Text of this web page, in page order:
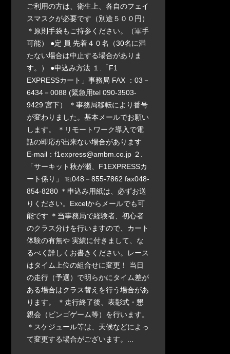
ご利用の方は、衛生上、各自のフェイ
スマスクが必要です（別途５００円）
＊原則手袋もご持参ください。（軍手
可能） ●定 員 先着４０名（30名に満
たない場合は中止する場合がありま
す。） ●申込み方法 １.「F1
EXPRESSカート」事務局 FAX ：03－
6434－0088 (緊急用tel 090-3503-
9429 宮下） ＊事務局移転により番号
が変わりました。基本メールでお願い
します。 ＊リモートワーク導入で電
話の即応が出来ない場合があります
E-mail：f1express@ambm.co.jp ２.
「サーキット秋が瀬、F1EXPRESSカ
ート係り」 ℡048－855-7862 fax048‐
854-8280 ＊申込み用紙は、必ずお送
りください。Excelからメールでも可
能です ＊当事務局で経験者、初心者
のクラス分けを行いますので、カート
体験の有無や 実績に付きまして、な
るべく詳しくお書きください。レース
はタイム上位の組合せに変更！ 当日
の走行（予選）で明らかにタイム差が
ある場合はクラス替えを行う場合があ
ります。 ＊走行終了後、表彰式・懇
親会（ビンゴゲーム等）を行います。
＊スケジュール等は、天候などによっ
て変更する場合がございます。...